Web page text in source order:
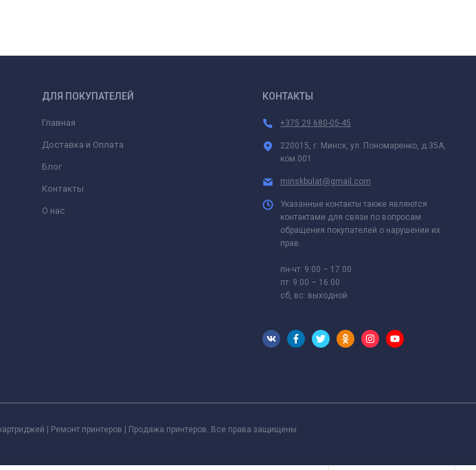
ДЛЯ ПОКУПАТЕЛЕЙ
Главная
Доставка и Оплата
Блог
Контакты
О нас
КОНТАКТЫ
+375 29 680-05-45
220015, г. Минск, ул. Пономаренко, д.35А,
ком.001
minskbulat@gmail.com
Указанные контакты также являются
контактами для связи по вопросам
обращения покупателей о нарушении их
прав.
пн-чт: 9:00 – 17.00
пт: 9:00 – 16.00
сб, вс: выходной
| Ремонт принтеров | Продажа принтеров. Все права защищены